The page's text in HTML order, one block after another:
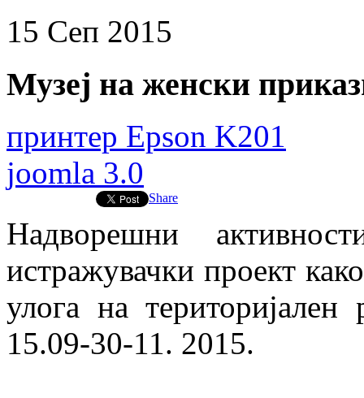
15 Сеп 2015
Музеј на женски
принтер Epson K201
joomla 3.0
Share
Надворешни
истражувачки проект
улога на територијален
15.09-30-11. 2015.